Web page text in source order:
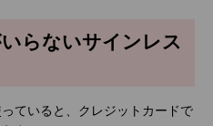
らないサインレス
ていると、クレジットカードで